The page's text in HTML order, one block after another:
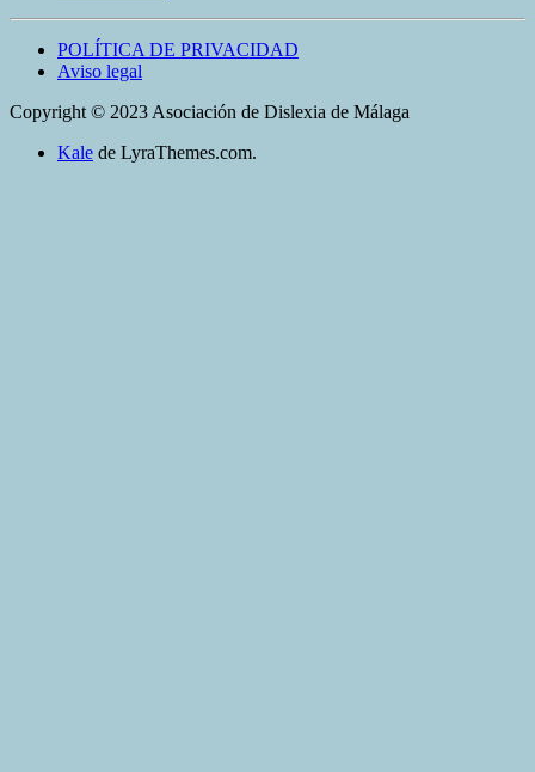
POLÍTICA DE PRIVACIDAD
Aviso legal
Copyright © 2023 Asociación de Dislexia de Málaga
Kale de LyraThemes.com.